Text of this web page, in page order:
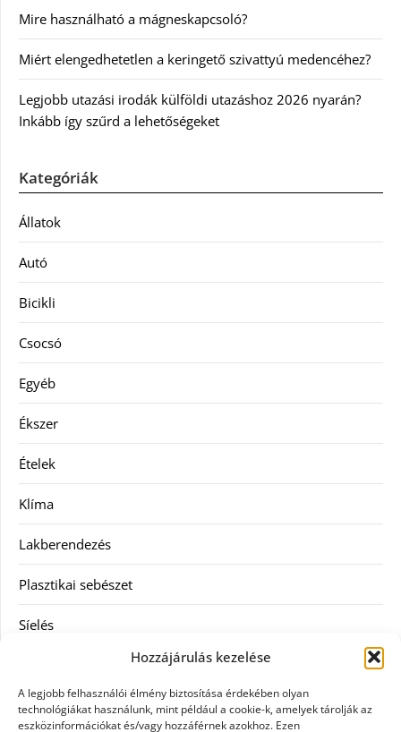
Hozzájárulás kezelése
A legjobb felhasználói élmény biztosítása érdekében olyan
technológiákat használunk, mint például a cookie-k, amelyek tárolják az
eszközinformációkat és/vagy hozzáférnek azokhoz. Ezen
Mire használható a mágneskapcsoló?
Miért elengedhetetlen a keringető szivattyú medencéhez?
Legjobb utazási irodák külföldi utazáshoz 2026 nyarán?
Inkább így szűrd a lehetőségeket
Kategóriák
Állatok
Autó
Bicikli
Csocsó
Egyéb
Ékszer
Ételek
Klíma
Lakberendezés
Plasztikai sebészet
Síelés
Táskák